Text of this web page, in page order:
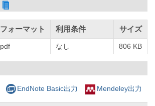
フォーマット 利用条件 サイズ
pdf なし 806 KB
EndNote Basic出力 Mendeley出力